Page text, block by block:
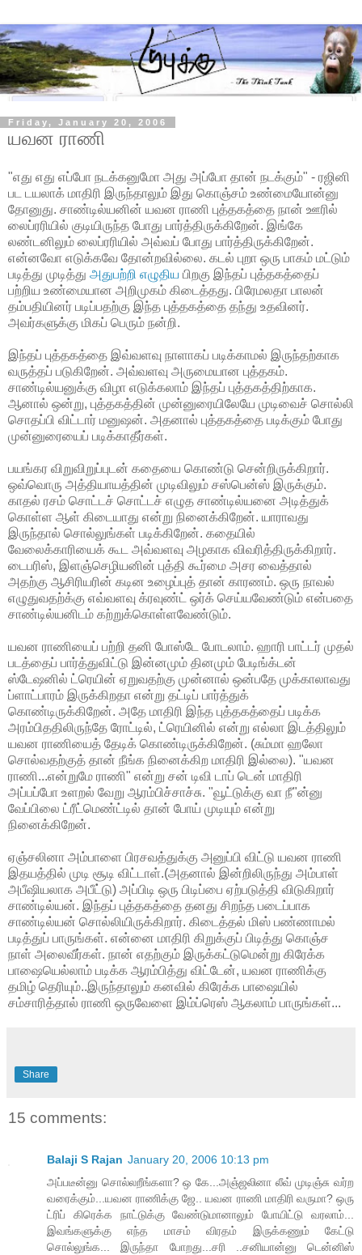
Friday, January 20, 2006
யவன ராணி
"எது எது எப்போ நடக்கனுமோ அது அப்போ தான் நடக்கும்" - ரஜினி
பட டயலாக் மாதிரி இருந்தாலும் இது கொஞ்சம் உண்மையோன்னு
தோனுது. சாண்டில்யனின் யவன ராணி புத்தகத்தை நான் ஊரில்
லைப்ரரியில் குடியிருந்த போது பார்த்திருக்கிறேன். இங்கே
லண்டனிலும் லைப்ரரியில் அவ்வப் போது பார்த்திருக்கிறேன்.
என்னவோ எடுக்கவே தோன்றவில்லை. கடல் புறா ஒரு பாகம் மட்டும்
படித்து முடித்து அதுபற்றி எழுதிய பிறகு இந்தப் புத்தகத்தைப்
பற்றிய உண்மையான அறிமுகம் கிடைத்தது. பிரேமலதா பாலன்
தம்பதியினர் படிப்பதற்கு இந்த புத்தகத்தை தந்து உதவினர்.
அவர்களுக்கு மிகப் பெரும் நன்றி.
இந்தப் புத்தகத்தை இவ்வளவு நாளாகப் படிக்காமல் இருந்தற்காக
வருத்தப் படுகிறேன். அவ்வளவு அருமையான புத்தகம்.
சாண்டில்யனுக்கு விழா எடுக்கலாம் இந்தப் புத்தகத்திற்காக.
ஆனால் ஒன்று, புத்தகத்தின் முன்னுரையிலேயே முடிவைச் சொல்லி
சொதப்பி விட்டார் மனுஷன். அதனால் புத்தகத்தை படிக்கும் போது
முன்னுரையைப் படிக்காதீர்கள்.
பயங்கர விறுவிறுப்புடன் கதையை கொண்டு சென்றிருக்கிறார்.
ஒவ்வொரு அத்தியாயத்தின் முடிவிலும் சஸ்பென்ஸ் இருக்கும்.
காதல் ரசம் சொட்டச் சொட்டச் எழுத சாண்டில்யனை அடித்துக்
கொள்ள ஆள் கிடையாது என்று நினைக்கிறேன். யாராவது
இருந்தால் சொல்லுங்கள் படிக்கிறேன். கதையில்
வேலைக்காரியைக் கூட அவ்வளவு அழகாக விவரித்திருக்கிறார்.
டைபரிஸ், இளஞ்செழியனின் புத்தி கூர்மை அசர வைத்தால்
அதற்கு ஆசிரியரின் கடின உழைப்புத் தான் காரணம். ஒரு நாவல்
எழுதுவதற்க்கு எவ்வளவு க்ரவுண்ட் ஒர்க் செய்யவேண்டும் என்பதை
சாண்டில்யனிடம் கற்றுக்கொள்ளவேண்டும்.
யவன ராணியைப் பற்றி தனி போஸ்டே போடலாம். ஹாரி பாட்டர் முதல்
படத்தைப் பார்த்துவிட்டு இன்னமும் தினமும் பேடிங்க்டன்
ஸ்டேஷனில் ட்ரெயின் ஏறுவதற்கு முன்னால் ஒன்பதே முக்காலாவது
ப்ளாட்பாரம் இருக்கிறதா என்று தட்டிப் பார்த்துக்
கொண்டிருக்கிறேன். அதே மாதிரி இந்த புத்தகத்தைப் படிக்க
அரம்பிததிலிருந்தே ரோட்டில், ட்ரெயினில் என்று எல்லா இடத்திலும்
யவன ராணியைத் தேடிக் கொண்டிருக்கிறேன். (சும்மா ஹலோ
சொல்வதற்குத் தான் நீங்க நினைக்கிற மாதிரி இல்லை). "யவன
ராணி...என்றுமே ராணி" என்று சன் டிவி டாப் டென் மாதிரி
அப்பப்போ உளறல் வேறு ஆரம்பிச்சாச்சு. "வூட்டுக்கு வா நீ"ன்னு
வேப்பிலை ட்ரீட்மெண்ட்டில் தான் போய் முடியும் என்று
நினைக்கிறேன்.
ஏஞ்சலினா அம்பாளை பிரசவத்துக்கு அனுப்பி விட்டு யவன ராணி
இதயத்தில் முடி சூடி விட்டாள்.(அதனால் இன்றிலிருந்து அம்பாள்
அபீஷியலாக அபீட்டு) அப்பிடி ஒரு பிடிப்பை ஏற்படுத்தி விடுகிறார்
சாண்டில்யன். இந்தப் புத்தகத்தை தனது சிறந்த படைப்பாக
சாண்டில்யன் சொல்லியிருக்கிறார். கிடைத்தல் மிஸ் பண்ணாமல்
படித்துப் பாருங்கள். என்னை மாதிரி கிறுக்குப் பிடித்து கொஞ்ச
நாள் அலைவீர்கள். நான் எதற்கும் இருக்கட்டுமென்று கிரேக்க
பாஷையெல்லாம் படிக்க ஆரம்பித்து விட்டேன், யவன ராணிக்கு
தமிழ் தெரியும்..இருந்தாலும் கனவில் கிரேக்க பாஷையில்
சம்சாரித்தால் ராணி ஒருவேளை இம்ப்ரெஸ் ஆகலாம் பாருங்கள்...
Share
15 comments:
Balaji S Rajan January 20, 2006 10:13 pm
அப்படீன்னு சொல்லறீங்களா? ஒ கே...அஞ்ஜலினா லீவ் முடிஞ்சு வர்ற
வரைக்கும்...யவன ராணிக்கு ஜே.. யவன ராணி மாதிரி வருமா? ஒரு
ட்ரிப் கிரெக்க நாட்டுக்கு வேண்டுமானாலும் போயிட்டு வரலாம்...
இவங்களுக்கு எந்த மாசம் விரதம் இருக்கணும் கேட்டு
சொல்லுங்க... இருந்தா போறது...சரி ..சனியான்னு டென்னிஸ்